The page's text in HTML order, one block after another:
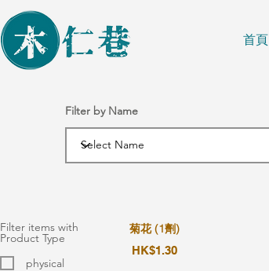
首頁
Filter by Name
菊花 (1劑)
HK$1.30
Filter items with
Product Type
physical